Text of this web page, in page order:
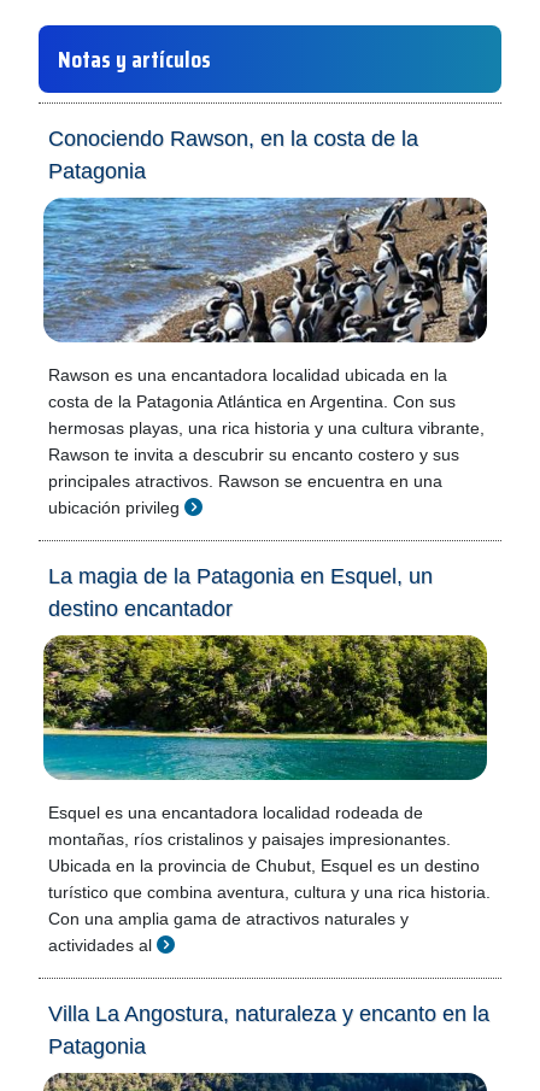
Notas y artículos
Conociendo Rawson, en la costa de la
Patagonia
Rawson es una encantadora localidad ubicada en la
costa de la Patagonia Atlántica en Argentina. Con sus
hermosas playas, una rica historia y una cultura vibrante,
Rawson te invita a descubrir su encanto costero y sus
principales atractivos. Rawson se encuentra en una
ubicación privileg
La magia de la Patagonia en Esquel, un
destino encantador
Esquel es una encantadora localidad rodeada de
montañas, ríos cristalinos y paisajes impresionantes.
Ubicada en la provincia de Chubut, Esquel es un destino
turístico que combina aventura, cultura y una rica historia.
Con una amplia gama de atractivos naturales y
actividades al
Villa La Angostura, naturaleza y encanto en la
Patagonia